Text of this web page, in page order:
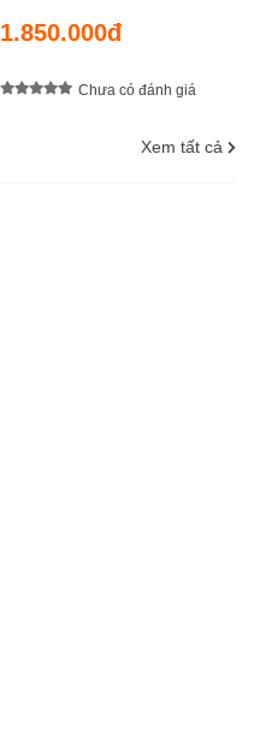
1.850.000đ
Chưa có đánh giá
Xem tất cả